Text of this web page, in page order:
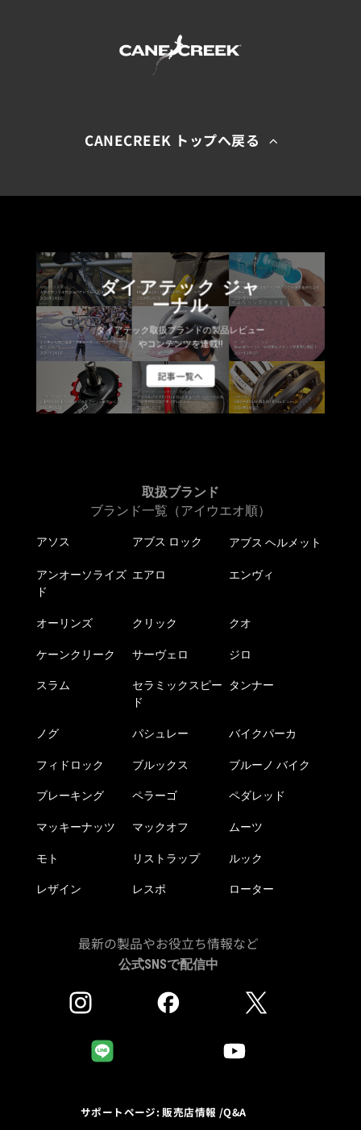
CANECREEK トップへ戻る
ダイアテック ジャ
ーナル
ダイアテック取扱ブランドの製品レビュー
やコンテンツを連載!!
記事一覧へ
取扱ブランド
ブランド一覧（アイウエオ順）
アソス アブス ロック アブス ヘルメット
アンオーソライズ
ド
エアロ エンヴィ
オーリンズ クリック クオ
ケーンクリーク サーヴェロ ジロ
スラム
セラミックスピー
ド
タンナー
ノグ パシュレー バイクパーカ
フィドロック ブルックス ブルーノ バイク
ブレーキング ペラーゴ ペダレッド
マッキーナッツ マックオフ ムーツ
モト リストラップ ルック
レザイン レスポ ローター
最新の製品やお役立ち情報など
公式SNSで配信中
サポートページ: 販売店情報 /Q&A